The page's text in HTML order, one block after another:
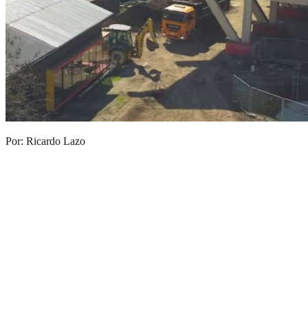
Por: Ricardo Lazo